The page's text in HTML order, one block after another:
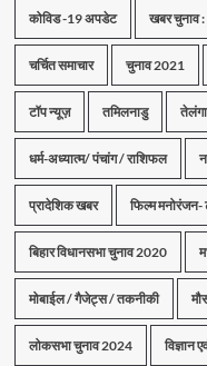
कोविड -19 अपडेट खबर चुनाव
चर्चित समाचार चुनाव 2021
टॉप न्यूज़ तमिलनाडु
धर्म-अध्यात्म/ पंचांग / राशिफल
प्रादेशिक खबर फिल्म मनोरंजन-
बिहार विधानसभा चुनाव 2020
मोबाईल / गैजेट्स / तकनीकी
लोकसभा चुनाव 2024 विज्ञान